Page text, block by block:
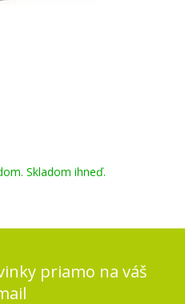
Skladom ihneď.
priamo na váš